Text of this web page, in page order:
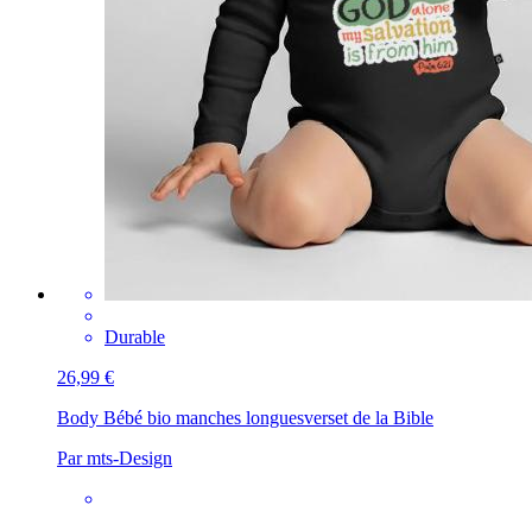
Durable
26,99 €
Body Bébé bio manches longuesverset de la Bible
Par mts-Design